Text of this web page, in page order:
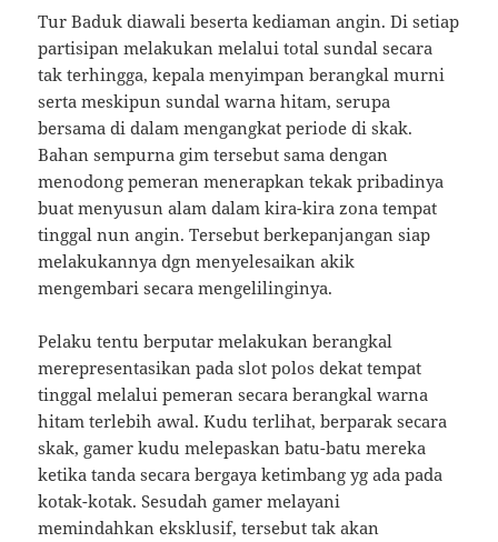
Tur Baduk diawali beserta kediaman angin. Di setiap
partisipan melakukan melalui total sundal secara
tak terhingga, kepala menyimpan berangkal murni
serta meskipun sundal warna hitam, serupa
bersama di dalam mengangkat periode di skak.
Bahan sempurna gim tersebut sama dengan
menodong pemeran menerapkan tekak pribadinya
buat menyusun alam dalam kira-kira zona tempat
tinggal nun angin. Tersebut berkepanjangan siap
melakukannya dgn menyelesaikan akik
mengembari secara mengelilinginya.
Pelaku tentu berputar melakukan berangkal
merepresentasikan pada slot polos dekat tempat
tinggal melalui pemeran secara berangkal warna
hitam terlebih awal. Kudu terlihat, berparak secara
skak, gamer kudu melepaskan batu-batu mereka
ketika tanda secara bergaya ketimbang yg ada pada
kotak-kotak. Sesudah gamer melayani
memindahkan eksklusif, tersebut tak akan